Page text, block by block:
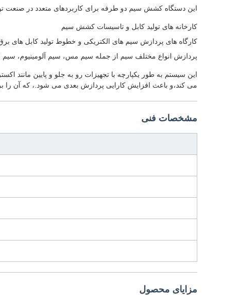
این دستگاه کشش سیم دو طرفه برای کاربردهای متعدد در صنعت
کارخانه های تولید کابل و تاسیسات کشش سیم
کارگاه های پردازش سیم های الکتریکی و خطوط تولید کابل های
پردازش انواع مختلف سیم از جمله سیم مس، سیم آلومینیوم، سیم
این سیستم به طور یکپارچه با تجهیزات رو به جلو و پایین
می کند،و باعث افزایش کارایی پردازش بعدی می شود.، که آن
مشخصات فنی
مزایای محصول